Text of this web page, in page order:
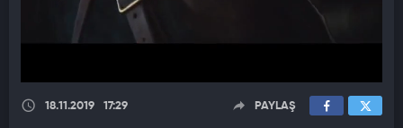
18.11.2019 17:29 PAYLAŞ